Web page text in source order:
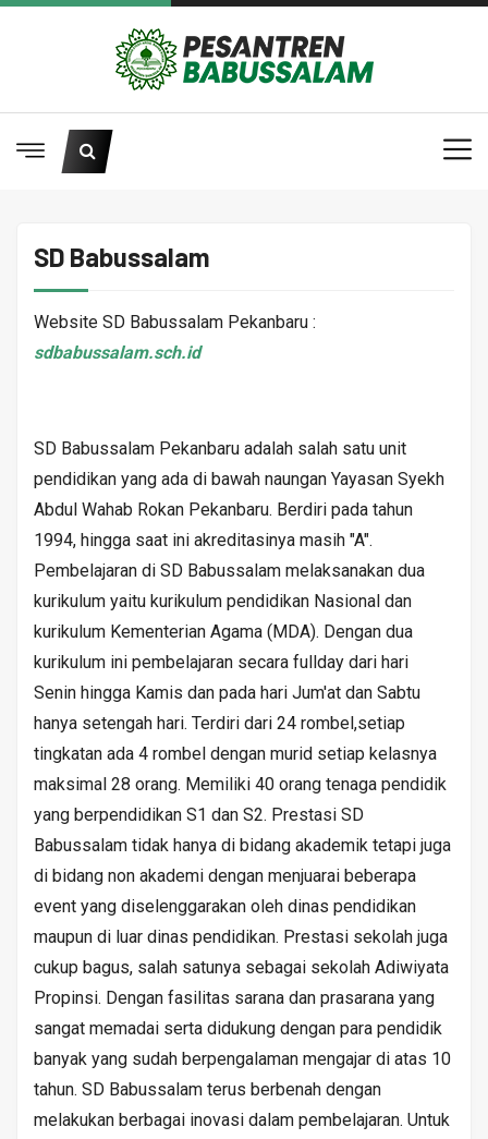
SD Babussalam
Website SD Babussalam Pekanbaru :
sdbabussalam.sch.id
SD Babussalam Pekanbaru adalah salah satu unit
pendidikan yang ada di bawah naungan Yayasan Syekh
Abdul Wahab Rokan Pekanbaru. Berdiri pada tahun
1994, hingga saat ini akreditasinya masih "A".
Pembelajaran di SD Babussalam melaksanakan dua
kurikulum yaitu kurikulum pendidikan Nasional dan
kurikulum Kementerian Agama (MDA). Dengan dua
kurikulum ini pembelajaran secara fullday dari hari
Senin hingga Kamis dan pada hari Jum'at dan Sabtu
hanya setengah hari. Terdiri dari 24 rombel,setiap
tingkatan ada 4 rombel dengan murid setiap kelasnya
maksimal 28 orang. Memiliki 40 orang tenaga pendidik
yang berpendidikan S1 dan S2. Prestasi SD
Babussalam tidak hanya di bidang akademik tetapi juga
di bidang non akademi dengan menjuarai beberapa
event yang diselenggarakan oleh dinas pendidikan
maupun di luar dinas pendidikan. Prestasi sekolah juga
cukup bagus, salah satunya sebagai sekolah Adiwiyata
Propinsi. Dengan fasilitas sarana dan prasarana yang
sangat memadai serta didukung dengan para pendidik
banyak yang sudah berpengalaman mengajar di atas 10
tahun. SD Babussalam terus berbenah dengan
melakukan berbagai inovasi dalam pembelajaran. Untuk